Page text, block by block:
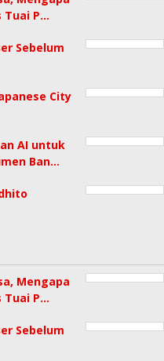
Tuai P…
Sebelum
City
AI untuk
Ban…
Mengapa
Tuai P…
Sebelum